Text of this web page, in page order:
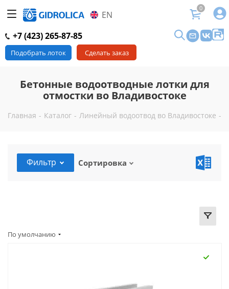
EN
0
+7 (423) 265-87-85
Подобрать лоток Сделать заказ
Бетонные водоотводные лотки для
отмостки во Владивостоке
Главная - Каталог - Линейный водоотвод во Владивостоке -
Фильтр Сортировка
По умолчанию